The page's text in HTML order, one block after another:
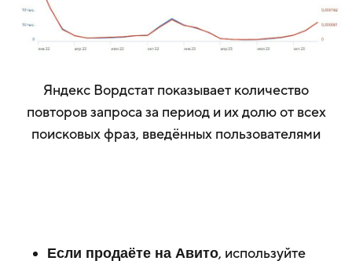
Яндекс Вордстат показывает количество
повторов запроса за период и их долю от всех
поисковых фраз, введённых пользователями
Если продаёте на Авито, используйте